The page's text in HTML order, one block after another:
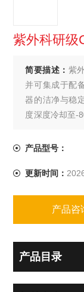
紫外科研级
简要描述： 紫
并可集成于配
器的洁净与稳
度深度冷却至-
产品型号：
更新时间：
产品咨
产品目录